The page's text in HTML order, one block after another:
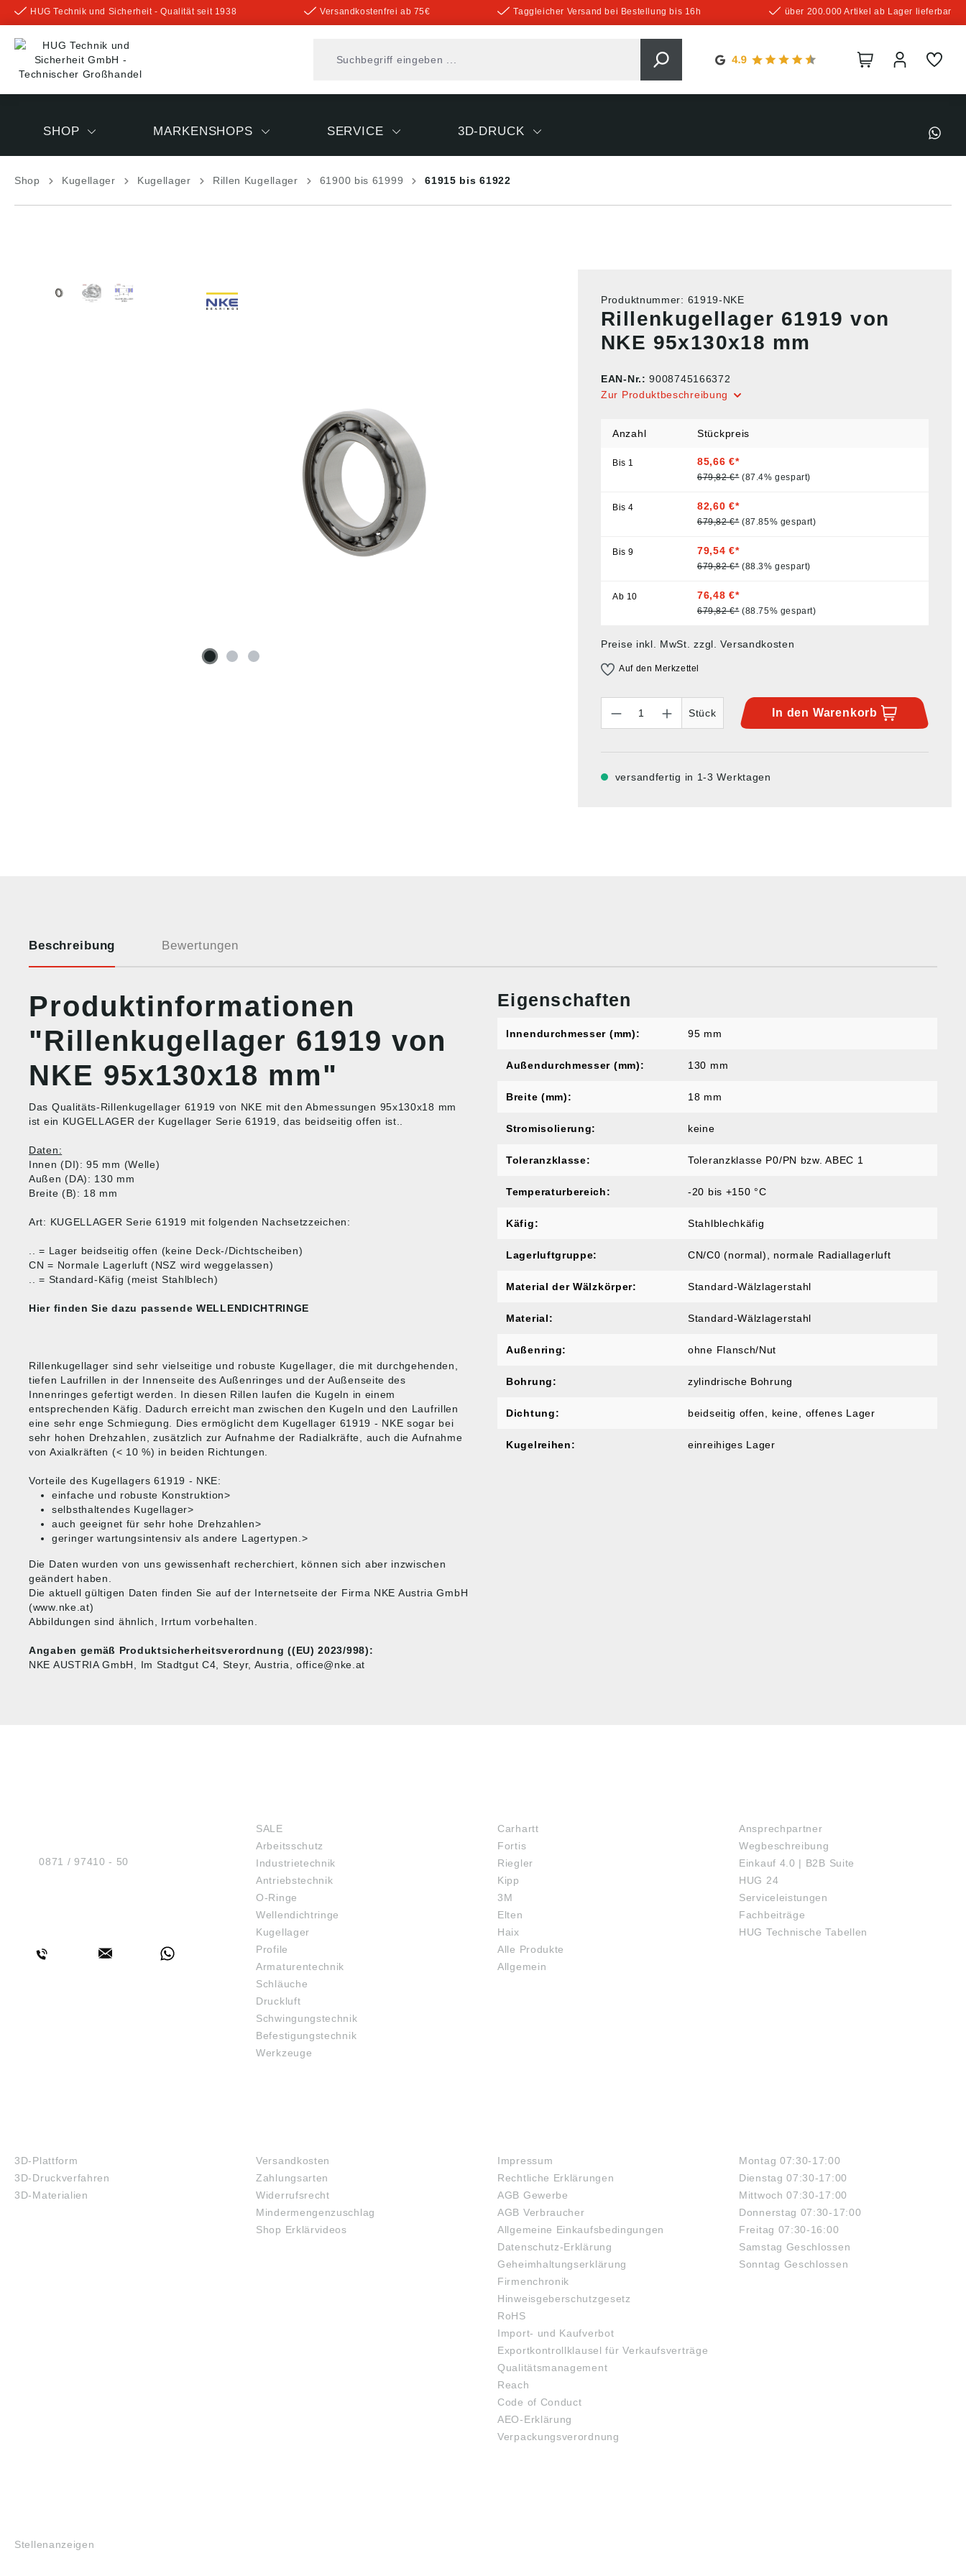
springen
HUG Technik und Sicherheit - Qualität seit 1938 Versandkostenfrei ab 75€ Taggleicher Versand bei Bestellung bis 16h über 200.000 Artikel ab Lager lieferbar
SHOP MARKENSHOPS SERVICE 3D-DRUCK
Shop Kugellager Kugellager Rillen Kugellager 61900 bis 61999 61915 bis 61922
Produktnummer: 61919-NKE
Rillenkugellager 61919 von
NKE 95x130x18 mm
EAN-Nr.:9008745166372
Zur Produktbeschreibung
Anzahl Stückpreis
Bis 1 85,66 €*
679,82 €* (87.4% gespart)
Bis4 82,60 €*
679,82 €* (87.85% gespart)
Bis9 79,54 €*
679,82 €* (88.3% gespart)
Ab 10 76,48 €*
679,82 €* (88.75% gespart)
Preise inkl. MwSt. zzgl. Versandkosten
Auf den Merkzettel
Stück
In den Warenkorb
versandfertig in 1-3 Werktagen
Beschreibung Bewertungen
Produktinformationen
"Rillenkugellager 61919 von
NKE 95x130x18 mm"
Das Qualitäts-Rillenkugellager 61919 von NKE mit den Abmessungen 95x130x18 mm
ist ein KUGELLAGER der Kugellager Serie 61919, das beidseitig offen ist..
Daten:
Innen (DI): 95 mm (Welle)
Außen (DA): 130 mm
Breite (B): 18 mm
Art: KUGELLAGER Serie 61919 mit folgenden Nachsetzzeichen:
.. = Lager beidseitig offen (keine Deck-/Dichtscheiben)
CN = Normale Lagerluft (NSZ wird weggelassen)
.. = Standard-Käfig (meist Stahlblech)
Hier finden Sie dazu passende WELLENDICHTRINGE
Rillenkugellager sind sehr vielseitige und robuste Kugellager, die mit durchgehenden,
tiefen Laufrillen in der Innenseite des Außenringes und der Außenseite des
Innenringes gefertigt werden. In diesen Rillen laufen die Kugeln in einem
entsprechenden Käfig. Dadurch erreicht man zwischen den Kugeln und den Laufrillen
eine sehr enge Schmiegung. Dies ermöglicht dem Kugellager 61919 - NKE sogar bei
sehr hohen Drehzahlen, zusätzlich zur Aufnahme der Radialkräfte, auch die Aufnahme
von Axialkräften (< 10 %) in beiden Richtungen.
Vorteile des Kugellagers 61919 - NKE:
einfache und robuste Konstruktion>
selbsthaltendes Kugellager>
auch geeignet für sehr hohe Drehzahlen>
geringer wartungsintensiv als andere Lagertypen.>
Die Daten wurden von uns gewissenhaft recherchiert, können sich aber inzwischen
geändert haben.
Die aktuell gültigen Daten finden Sie auf der Internetseite der Firma NKE Austria GmbH
(www.nke.at)
Abbildungen sind ähnlich, Irrtum vorbehalten.
Angaben gemäß Produktsicherheitsverordnung ((EU) 2023/998):
NKE AUSTRIA GmbH, Im Stadtgut C4, Steyr, Austria, office@nke.at
Eigenschaften
Innendurchmesser (mm): 95 mm
Außendurchmesser (mm): 130 mm
Breite (mm): 18 mm
Stromisolierung: keine
Toleranzklasse: Toleranzklasse P0/PN bzw. ABEC 1
Temperaturbereich: -20 bis +150 °C
Käfig: Stahlblechkäfig
Lagerluftgruppe: CN/C0 (normal) , normale Radiallagerluft
Material der Wälzkörper: Standard-Wälzlagerstahl
Material: Standard-Wälzlagerstahl
Außenring: ohne Flansch/Nut
Bohrung: zylindrische Bohrung
Dichtung: beidseitig offen , keine, offenes Lager
Kugelreihen: einreihiges Lager
Tel.:0871 / 97410 - 50
SALE
Arbeitsschutz
Industrietechnik
Antriebstechnik
O-Ringe
Wellendichtringe
Kugellager
Profile
Armaturentechnik
Schläuche
Druckluft
Schwingungstechnik
Befestigungstechnik
Werkzeuge
Carhartt
Fortis
Riegler
Kipp
3M
Elten
Haix
Alle Produkte
Allgemein
Ansprechpartner
Wegbeschreibung
Einkauf 4.0 | B2B Suite
HUG 24
Serviceleistungen
Fachbeiträge
HUG Technische Tabellen
3D-Plattform
3D-Druckverfahren
3D-Materialien
Versandkosten
Zahlungsarten
Widerrufsrecht
Mindermengenzuschlag
Shop Erklärvideos
Impressum
Rechtliche Erklärungen
AGB Gewerbe
AGB Verbraucher
Allgemeine Einkaufsbedingungen
Datenschutz-Erklärung
Geheimhaltungserklärung
Firmenchronik
Hinweisgeberschutzgesetz
RoHS
Import- und Kaufverbot
Exportkontrollklausel für Verkaufsverträge
Qualitätsmanagement
Reach
Code of Conduct
AEO-Erklärung
Verpackungsverordnung
Montag 07:30-17:00
Dienstag 07:30-17:00
Mittwoch 07:30-17:00
Donnerstag 07:30-17:00
Freitag 07:30-16:00
Samstag Geschlossen
Sonntag Geschlossen
Stellenanzeigen